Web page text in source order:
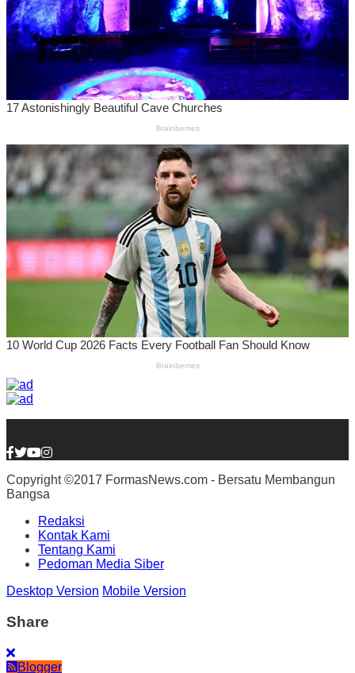
Copyright ©2017 FormasNews.com - Bersatu Membangun
Bangsa
Redaksi
Kontak Kami
Tentang Kami
Pedoman Media Siber
Desktop Version Mobile Version
Share
Blogger